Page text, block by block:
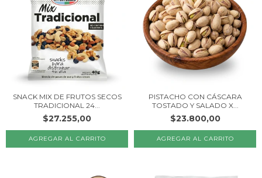
SNACK MIX DE FRUTOS SECOS
TRADICIONAL 24...
$27.255,00
PISTACHO CON CÁSCARA
TOSTADO Y SALADO X...
$23.800,00